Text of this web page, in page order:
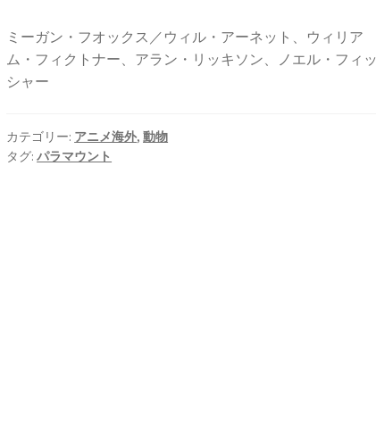
ミーガン・フオックス／ウィル・アーネット、ウィリア
ム・フィクトナー、アラン・リッキソン、ノエル・フィッ
シャー
カテゴリー: アニメ海外,動物
タグ:パラマウント